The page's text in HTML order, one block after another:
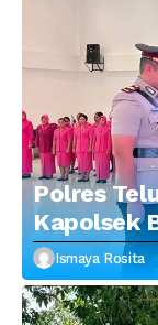
Polres
Kapolsek
Tekankan
Ismaya Rosita